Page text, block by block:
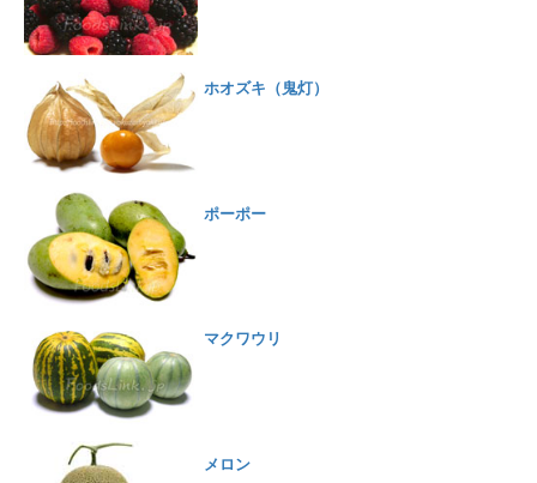
ホオズキ（鬼灯）
ポーポー
マクワウリ
メロン